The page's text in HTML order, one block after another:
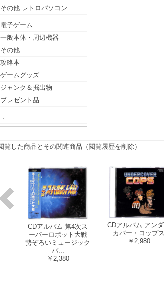
その他 レトロパソコン
電子ゲーム
一般本体・周辺機器
その他
攻略本
ゲームグッズ
ジャンク＆掘出物
プレゼント品
．